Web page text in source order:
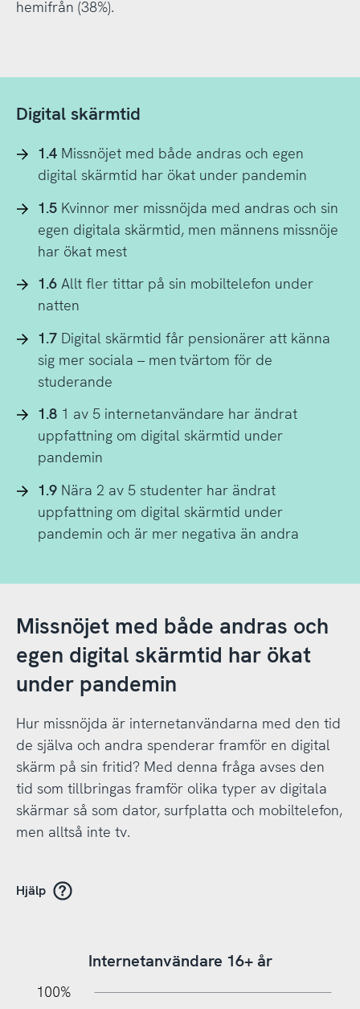
hemifrån (38%).
Digital skärmtid
1.4Missnöjet med både andras och egen
digital skärmtid har ökat under pandemin
1.5Kvinnor mer missnöjda med andras och sin
egen digitala skärmtid, men männens missnöje
har ökat mest
1.6Allt fler tittar på sin mobiltelefon under
natten
1.7 Digital skärmtid får pensionärer att känna
sig mer sociala – men tvärtom för de
studerande
1.81 av 5 internetanvändare har ändrat
uppfattning om digital skärmtid under
pandemin
1.9Nära 2 av 5 studenter har ändrat
uppfattning om digital skärmtid under
pandemin och är mer negativa än andra
Missnöjet med både andras och
egen digital skärmtid har ökat
under pandemin
Hur missnöjda är internetanvändarna med den tid
de själva och andra spenderar framför en digital
skärm på sin fritid? Med denna fråga avses den
tid som tillbringas framför olika typer av digitala
skärmar så som dator, surfplatta och mobiltelefon,
men alltså inte tv.
Hjälp
Internetanvändare 16+ år
100%